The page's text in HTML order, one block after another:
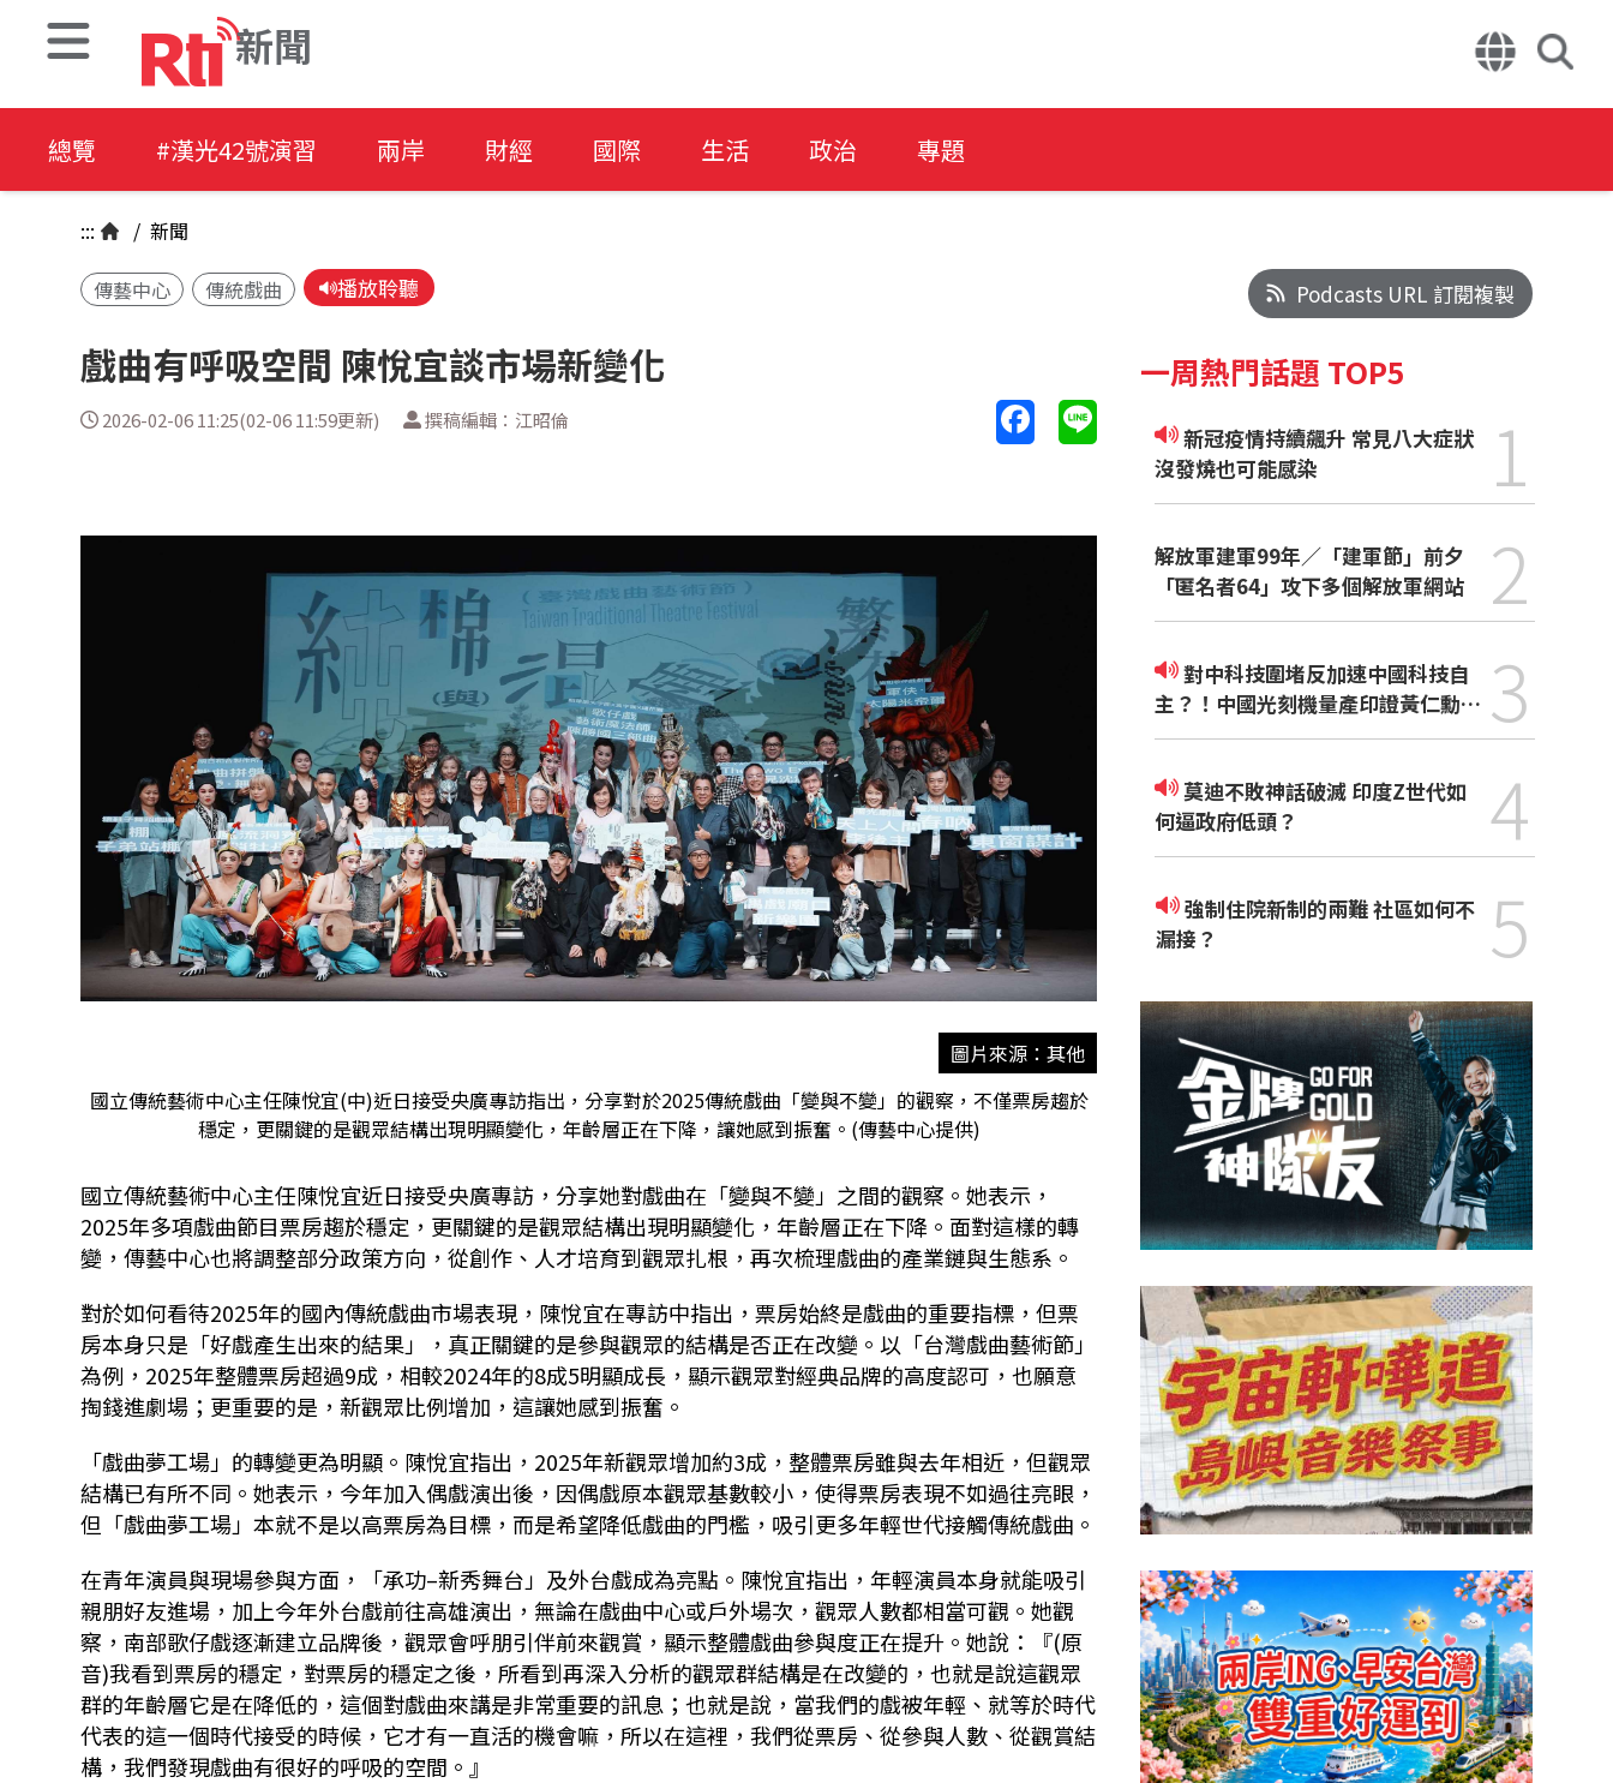
新聞
總覽 #漢光42號演習 兩岸 財經 國際 生活 政治 專題
::: / 新聞
傳藝中心 傳統戲曲 播放聆聽
戲曲有呼吸空間 陳悅宜談市場新變化
2026-02-06 11:25(02-06 11:59更新) 撰稿編輯：江昭倫
圖片來源：其他
國立傳統藝術中心主任陳悅宜(中)近日接受央廣專訪指出，分享對於2025傳統戲曲「變與不變」的觀察，不僅票房趨於
穩定，更關鍵的是觀眾結構出現明顯變化，年齡層正在下降，讓她感到振奮。(傳藝中心提供)
國立傳統藝術中心主任陳悅宜近日接受央廣專訪，分享她對戲曲在「變與不變」之間的觀察。她表示，
2025年多項戲曲節目票房趨於穩定，更關鍵的是觀眾結構出現明顯變化，年齡層正在下降。面對這樣的轉
變，傳藝中心也將調整部分政策方向，從創作、人才培育到觀眾扎根，再次梳理戲曲的產業鏈與生態系。
對於如何看待2025年的國內傳統戲曲市場表現，陳悅宜在專訪中指出，票房始終是戲曲的重要指標，但票
房本身只是「好戲產生出來的結果」，真正關鍵的是參與觀眾的結構是否正在改變。以「台灣戲曲藝術節」
為例， 2025年整體票房超過9成，相較2024年的8成5明顯成長，顯示觀眾對經典品牌的高度認可，也願意
掏錢進劇場；更重要的是，新觀眾比例增加，這讓她感到振奮。
「戲曲夢工場」的轉變更為明顯。陳悅宜指出， 2025年新觀眾增加約3成，整體票房雖與去年相近，但觀眾
結構已有所不同。她表示，今年加入偶戲演出後，因偶戲原本觀眾基數較小，使得票房表現不如過往亮眼，
但「戲曲夢工場」本就不是以高票房為目標，而是希望降低戲曲的門檻，吸引更多年輕世代接觸傳統戲曲。
在青年演員與現場參與方面，「承功–新秀舞台」及外台戲成為亮點。陳悅宜指出，年輕演員本身就能吸引
親朋好友進場，加上今年外台戲前往高雄演出，無論在戲曲中心或戶外場次，觀眾人數都相當可觀。她觀
察，南部歌仔戲逐漸建立品牌後，觀眾會呼朋引伴前來觀賞，顯示整體戲曲參與度正在提升。她說：『(原
音)我看到票房的穩定，對票房的穩定之後，所看到再深入分析的觀眾群結構是在改變的，也就是說這觀眾
群的年齡層它是在降低的，這個對戲曲來講是非常重要的訊息；也就是說，當我們的戲被年輕、就等於時代
代表的這一個時代接受的時候，它才有一直活的機會嘛，所以在這裡，我們從票房、從參與人數、從觀賞結
構，我們發現戲曲有很好的呼吸的空間。』
Podcasts URL 訂閱複製
一周熱門話題 TOP5
新冠疫情持續飆升 常見八大症狀
沒發燒也可能感染
1
解放軍建軍99年／「建軍節」前夕
「匿名者64」攻下多個解放軍網站
2
對中科技圍堵反加速中國科技自
主？！中國光刻機量產印證黃仁勳觀
點
3
莫迪不敗神話破滅 印度Z世代如
何逼政府低頭？
4
強制住院新制的兩難 社區如何不
漏接？
5